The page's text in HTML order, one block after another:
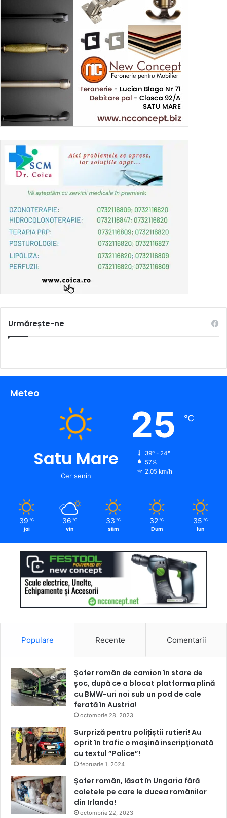
Urmărește-ne
Meteo
Satu Mare
Cer senin
25 ℃
39º - 24º
57%
2.05 km/h
39 ℃
joi
36 ℃
vin
33 ℃
sâm
32 ℃
Dum
35 ℃
lun
Populare Recente Comentarii
Șofer român de camion în stare de
șoc, după ce a blocat platforma plină
cu BMW-uri noi sub un pod de cale
ferată în Austria!
octombrie 28, 2023
Surpriză pentru polițiștii rutieri! Au
oprit în trafic o maşină inscripţionată
cu textul ”Police”!
februarie 1, 2024
Șofer român, lăsat în Ungaria fără
coletele pe care le ducea românilor
din Irlanda!
octombrie 22, 2023